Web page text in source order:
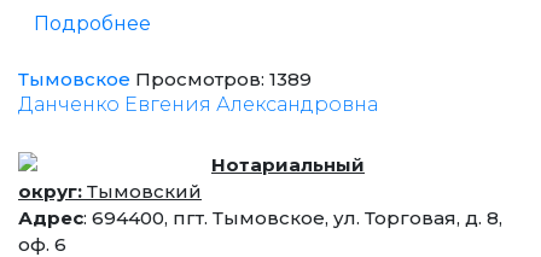
Подробнее
Тымовское Просмотров: 1389
Данченко Евгения Александровна
Нотариальный
округ: Тымовский
Адрес: 694400, пгт. Тымовское, ул. Торговая, д. 8,
оф. 6